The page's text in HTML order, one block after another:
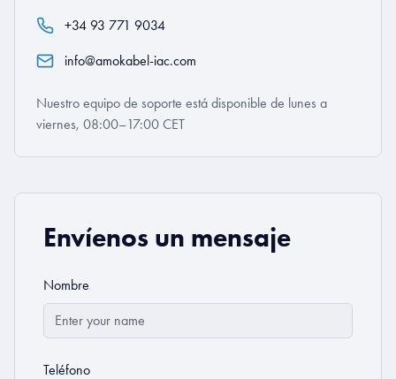
+34 93 771 9034
info@amokabel-iac.com
Nuestro equipo de soporte está disponible de lunes a
viernes, 08:00–17:00 CET
Envíenos un mensaje
Nombre
Teléfono